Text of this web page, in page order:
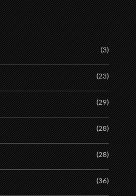
(3)
(23)
(29)
(28)
(28)
(36)